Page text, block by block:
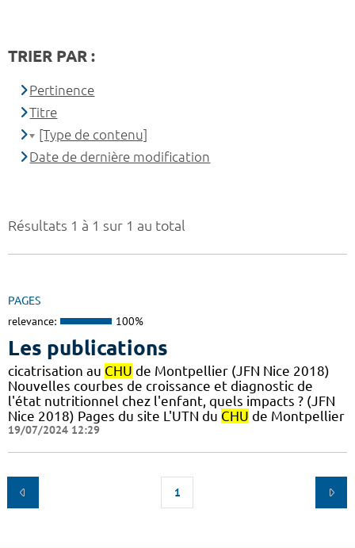
Résultats 1 à 1 sur 1 au total
PAGES
relevance: 100%
Les publications
cicatrisation au CHU de Montpellier (JFN Nice 2018)
Nouvelles courbes de croissance et diagnostic de
l'état nutritionnel chez l'enfant, quels impacts ? (JFN
Nice 2018) Pages du site L'UTN du CHU de Montpellier
19/07/2024 12:29
1
TRIER PAR :
Pertinence
Titre
[Type de contenu]
Date de dernière modification